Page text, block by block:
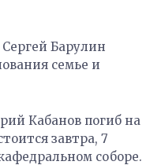
Сергей Барулин
семье и
Кабанов погиб на
завтра, 7
соборе.